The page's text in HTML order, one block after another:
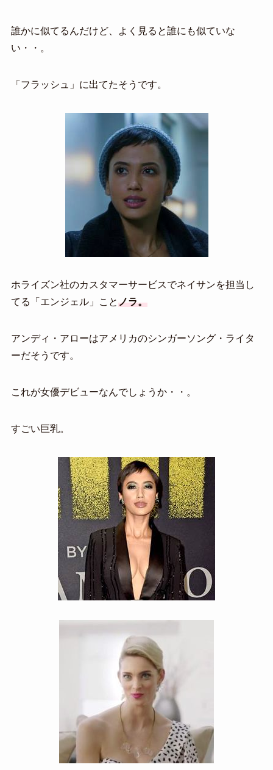
誰かに似てるんだけど、よく見ると誰にも似ていな
い・・。
「フラッシュ」に出てたそうです。
ホライズン社のカスタマーサービスでネイサンを担当し
てる「エンジェル」ことノラ。
アンディ・アローはアメリカのシンガーソング・ライタ
ーだそうです。
これが女優デビューなんでしょうか・・。
すごい巨乳。